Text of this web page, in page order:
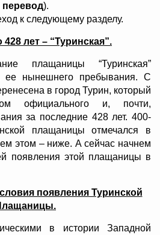
).
к следующему разделу.
428 лет – “Туринская”.
плащаницы “Туринская”
ее нынешнего пребывания. С
в город Турин, который
официального и, почти,
за последние 428 лет. 400-
плащаницы отмечался в
этом – ниже. А сейчас начнем
появления этой плащаницы в
появления Туринской
в истории Западной